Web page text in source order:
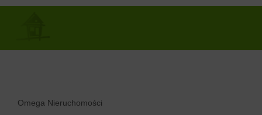
Omega Nieruchomości